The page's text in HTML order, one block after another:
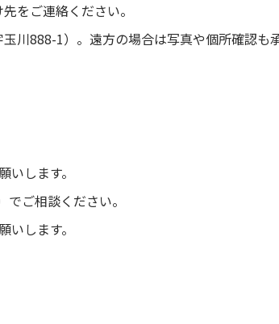
をご連絡ください。
川888-1）。遠方の場合は写真や個所確認も
します。
でご相談ください。
します。